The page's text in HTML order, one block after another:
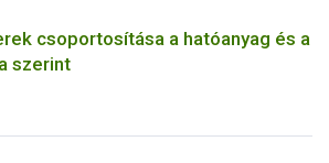
csoportosítása a hatóanyag és a
szerint